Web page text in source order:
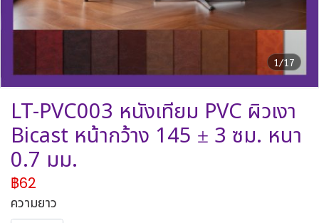
1/17
LT-PVC003 หนังเทียม PVC ผิวเงา
Bicast หน้ากว้าง 145 ± 3 ซม. หนา
0.7 มม.
฿62
ความยาว